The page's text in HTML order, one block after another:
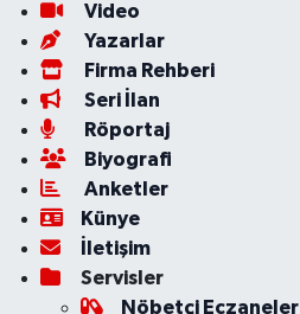
Video
Yazarlar
Firma Rehberi
Seri İlan
Röportaj
Biyografi
Anketler
Künye
İletişim
Servisler
Nöbetçi Eczaneler